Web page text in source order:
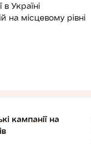
Україні
на місцевому рівні
кампанії на